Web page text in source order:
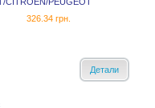
326.34 грн.
Детали